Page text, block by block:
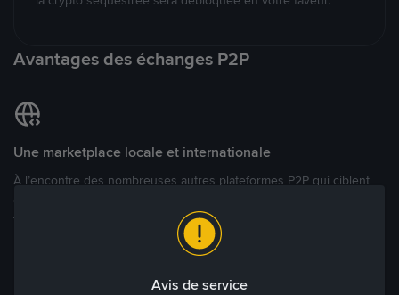
Avantages des échanges P2P
Une marketplace locale et internationale
À l’encontre des nombreuses autres plateformes P2P qui ciblent
trading véritablement internationale grâce à plus de 70 monnaies
Avis de service